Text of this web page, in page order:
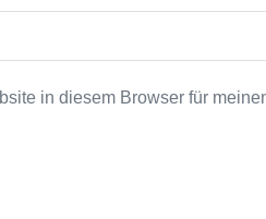
in diesem Browser für